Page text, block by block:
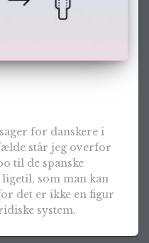
for danskere i
står jeg overfor
til de spanske
ligetil, som man kan
det er ikke en figur
system.